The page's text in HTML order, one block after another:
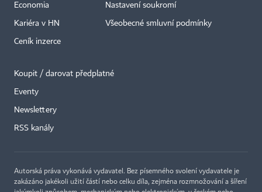
Economia
Kariéra v HN
Ceník inzerce
Nastavení soukromí
Všeobecné smluvní podmínky
Koupit / darovat předplatné
Eventy
Newslettery
RSS kanály
Autorská práva vykonává vydavatel. Bez písemného svolení vydavatele je
zakázáno jakékoli užití částí nebo celku díla, zejména rozmnožování a šíření